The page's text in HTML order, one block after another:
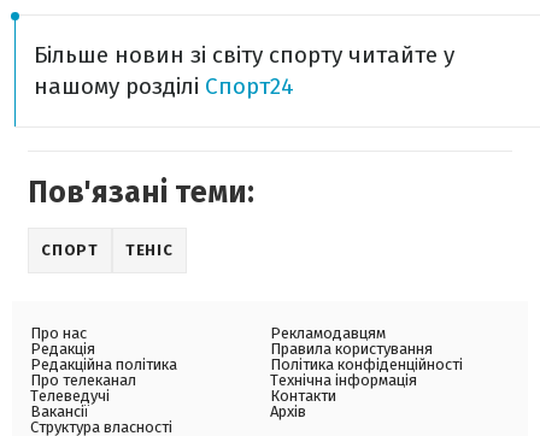
Більше новин зі світу спорту читайте у
нашому розділі Спорт24
Пов'язані теми:
СПОРТ ТЕНІС
Про нас
Редакція
Редакційна політика
Про телеканал
Телеведучі
Вакансії
Структура власності
Рекламодавцям
Правила користування
Політика конфіденційності
Технічна інформація
Контакти
Архів